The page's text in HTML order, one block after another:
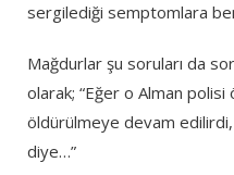
sergilediği semptomlara
Mağdurlar şu soruları da
olarak; “Eğer o Alman
öldürülmeye devam
diye…”